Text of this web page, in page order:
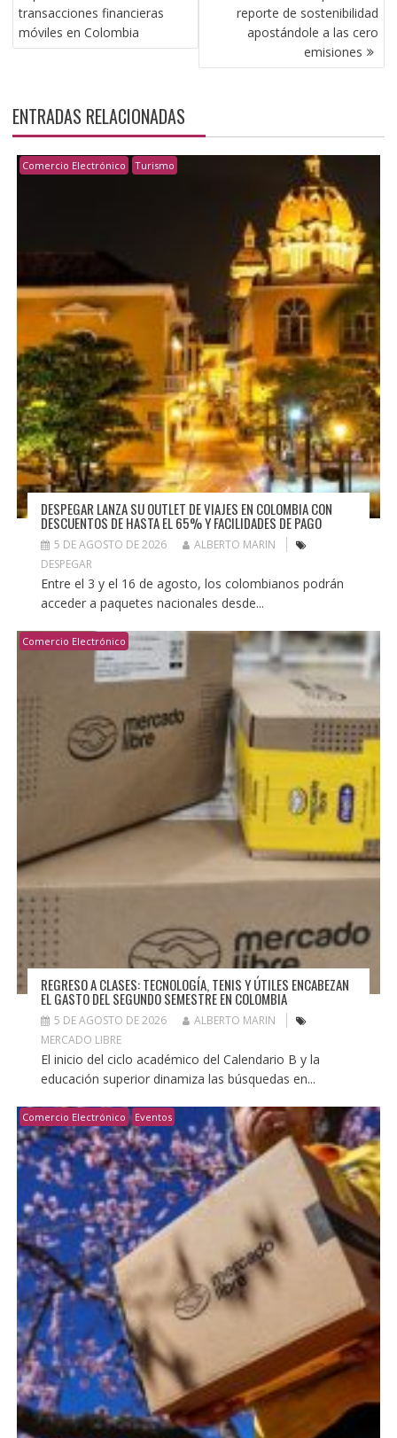
ENTRADAS
transacciones financieras
móviles en Colombia
reporte de sostenibilidad
apostándole a las cero
emisiones
ENTRADAS RELACIONADAS
Comercio Electrónico Turismo
DESPEGAR LANZA SU OUTLET DE VIAJES EN COLOMBIA CON
DESCUENTOS DE HASTA EL 65% Y FACILIDADES DE PAGO
5 DE AGOSTO DE 2026
ALBERTO MARIN
DESPEGAR
Entre el 3 y el 16 de agosto, los colombianos podrán
acceder a paquetes nacionales desde...
Comercio Electrónico
REGRESO A CLASES: TECNOLOGÍA, TENIS Y ÚTILES ENCABEZAN
EL GASTO DEL SEGUNDO SEMESTRE EN COLOMBIA
5 DE AGOSTO DE 2026
ALBERTO MARIN
MERCADO LIBRE
El inicio del ciclo académico del Calendario B y la
educación superior dinamiza las búsquedas en...
Comercio Electrónico Eventos